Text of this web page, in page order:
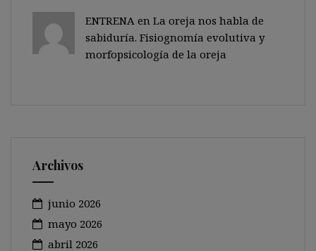
ENTRENA en La oreja nos habla de
sabiduría. Fisiognomía evolutiva y
morfopsicología de la oreja
Archivos
junio 2026
mayo 2026
abril 2026